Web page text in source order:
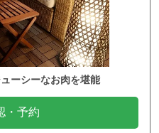
ーシーなお肉を堪能
・予約